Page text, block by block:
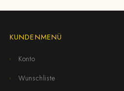
KUNDENMENÜ
Konto
Wunschliste